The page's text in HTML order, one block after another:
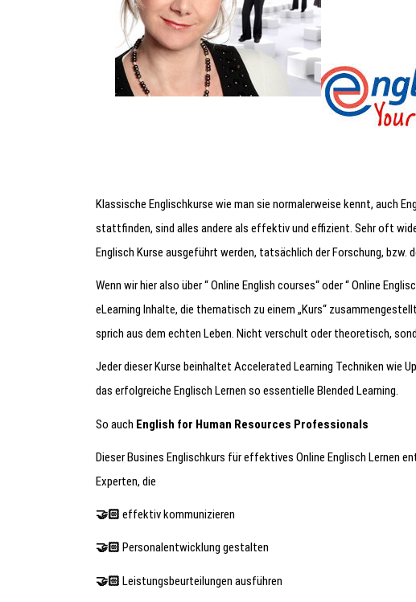
Klassische Englischkurse wie man sie normalerweise kennt, auch
stattfinden, sind alles andere als effektiv und effizient. Sehr oft
Englisch Kurse ausgeführt werden, tatsächlich der Forschung, bzw.
Wenn wir hier also über “ Online English courses“ oder “ Online
eLearning Inhalte, die thematisch zu einem „Kurs“
sprich aus dem echten Leben. Nicht verschult oder theoretisch,
Jeder dieser Kurse beinhaltet Accelerated Learning Techniken wie
das erfolgreiche Englisch Lernen so essentielle Blended Learning.
So auch English for Human Resources Professionals
Dieser Busines Englischkurs für effektives Online Englisch Lernen
Experten, die
🤝🏻 effektiv kommunizieren
🤝🏻 Personalentwicklung gestalten
🤝🏻 Leistungsbeurteilungen ausführen